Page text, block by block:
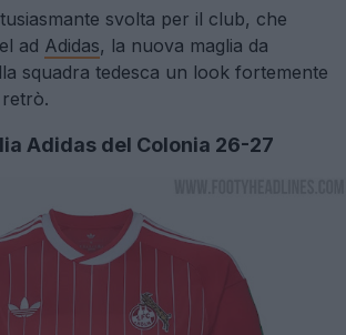
svolta per il club, che
ad Adidas, la nuova maglia da
squadra tedesca un look fortemente
Adidas del Colonia 26-27